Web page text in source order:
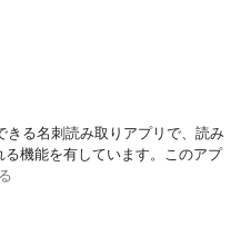
る名刺読み取りアプリで、読み
機能を有しています。このアプ